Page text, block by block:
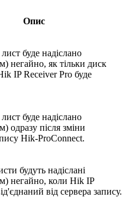
Опис
буде надіслано
негайно, як тільки диск
IP Receiver Pro буде
буде надіслано
одразу після зміни
Hik-ProConnect.
будуть надіслані
негайно, коли Hik IP
від сервера запису.